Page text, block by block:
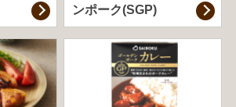
ンポーク(SGP)